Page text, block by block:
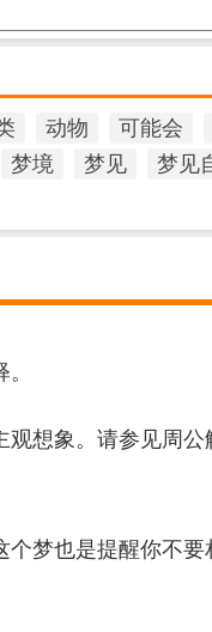
动物 可能会
梦境 梦见 梦见
想象。请参见周公
梦也是提醒你不要